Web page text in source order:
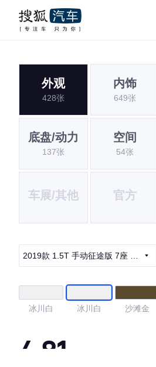
外观
428张
内饰
649张
底盘/动力
137张
空间
54张
车展/其他 官方
2019款 1.5T 手动征途版 7座 国
冰川白 冰川白 沙滩金
4.81